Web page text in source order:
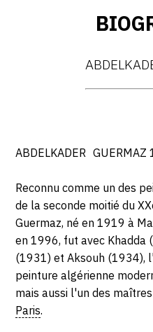
ABDELKADER
Reconnu comme un des
de la seconde moitié du
Guermaz, né en 1919 à
en 1996, fut avec
(1931) et Aksouh (1934),
peinture algérienne
mais aussi l'un des
Paris.